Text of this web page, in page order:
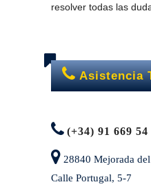
resolver todas las
Asistencia
(+34) 91 669 54
28840 Mejorada
Calle Portugal, 5-7